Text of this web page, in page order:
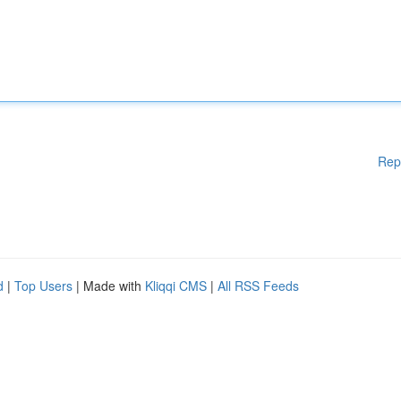
| Top Users | Made with Kliqqi CMS | All RSS Feeds